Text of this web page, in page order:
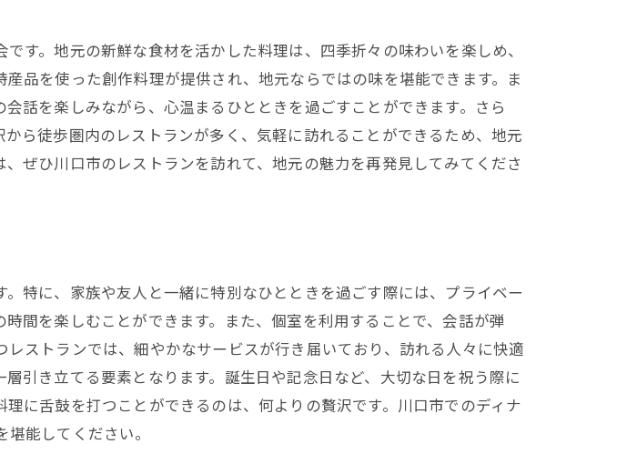
のディナー
個室ディナー
ったりのディナー
のデートディナー
トディナー
な個室ディナー
口市ディナー個室
れディナーを楽しむ
連れでも安心
市のディナー体験
す。地元の新鮮な食材を活かした料理は、四季折々の味わいを楽しめ、
品を使った創作料理が提供され、地元ならではの味を堪能できます。ま
話を楽しみながら、心温まるひとときを過ごすことができます。さら
ら徒歩圏内のレストランが多く、気軽に訪れることができるため、地元
ぜひ川口市のレストランを訪れて、地元の魅力を再発見してみてくださ
特に、家族や友人と一緒に特別なひとときを過ごす際には、プライベー
間を楽しむことができます。また、個室を利用することで、会話が弾
ストランでは、細やかなサービスが行き届いており、訪れる人々に快適
引き立てる要素となります。誕生日や記念日など、大切な日を祝う際に
に舌鼓を打つことができるのは、何よりの贅沢です。川口市でのディナ
能してください。